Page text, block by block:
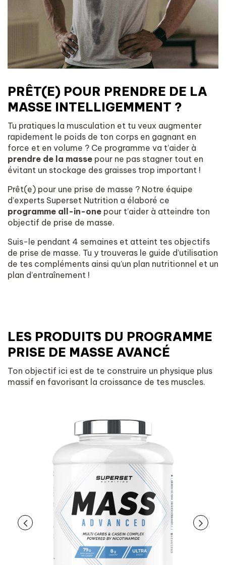
PRÊT(E) POUR PRENDRE DE LA
MASSE INTELLIGEMMENT ?
Tu pratiques la musculation et tu veux augmenter
rapidement le poids de ton corps en gagnant en
force et en volume ? Ce programme va t’aider à
prendre de la masse pour ne pas stagner tout en
évitant un stockage des graisses trop important !
Prêt(e) pour une prise de masse ? Notre équipe
d’experts Superset Nutrition a élaboré ce
programme all-in-one pour t’aider à atteindre ton
objectif de prise de masse.
Suis-le pendant 4 semaines et atteint tes objectifs
de prise de masse. Tu y trouveras le guide d’utilisation
de tes compléments ainsi qu’un plan nutritionnel et un
plan d’entraînement !
LES PRODUITS DU PROGRAMME
PRISE DE MASSE AVANCÉ
Ton objectif ici est de te construire un physique plus
massif en favorisant la croissance de tes muscles.